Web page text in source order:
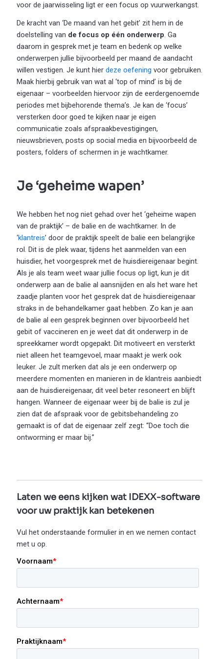
voor de jaarwisseling ligt er een focus op vuurwerkangst.
De kracht van ‘De maand van het gebit’ zit hem in de
doelstelling van de focus op één onderwerp. Ga
daarom in gesprek met je team en bedenk op welke
onderwerpen jullie bijvoorbeeld per maand de aandacht
willen vestigen. Je kunt hier deze oefening voor gebruiken.
Maak hierbij gebruik van wat al ‘top of mind’ is bij de
eigenaar – voorbeelden hiervoor zijn de eerdergenoemde
periodes met bijbehorende thema’s. Je kan de ‘focus’
versterken door goed te kijken naar je eigen
communicatie zoals afspraakbevestigingen,
nieuwsbrieven, posts op social media en bijvoorbeeld de
posters, folders of schermen in je wachtkamer.
Je ‘geheime wapen’
We hebben het nog niet gehad over het ‘geheime wapen
van de praktijk’ – de balie en de wachtkamer. In de
‘klantreis’ door de praktijk speelt de balie een belangrijke
rol. Dit is de plek waar, tijdens het aanmelden van een
huisdier, het voorgesprek met de huisdiereigenaar begint.
Als je als team weet waar jullie focus op ligt, kun je dit
onderwerp aan de balie al aansnijden en als het ware het
zaadje planten voor het gesprek dat de huisdiereigenaar
straks in de behandelkamer gaat hebben. Zo kan je aan
de balie al een gesprek beginnen over bijvoorbeeld het
gebit of vaccineren en je weet dat dit onderwerp in de
spreekkamer wordt opgepakt. Dit motiveert en versterkt
niet alleen het teamgevoel, maar maakt je werk ook
leuker. Je zult merken dat als je een onderwerp op
meerdere momenten en manieren in de klantreis aanbiedt
aan de huisdiereigenaar, dit veel beter resoneert en blijft
hangen. Wanneer de eigenaar weer bij de balie is zul je
zien dat de afspraak voor de gebitsbehandeling zo
gemaakt is of dat de eigenaar zelf zegt: “Doe toch die
ontworming er maar bij.”
Laten we eens kijken wat IDEXX-software
voor uw praktijk kan betekenen
Vul het onderstaande formulier in en we nemen contact
met u op.